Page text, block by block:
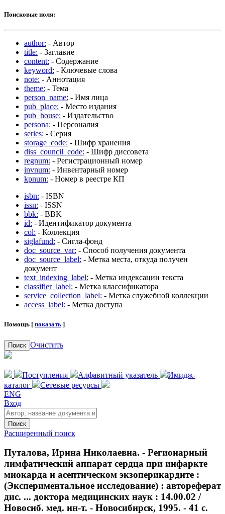
Поисковые поля:
author: - Автор
title: - Заглавие
content: - Содержание
keyword: - Ключевые слова
note: - Аннотация
theme: - Тема
person_name: - Имя лица
pub_place: - Место издания
pub_house: - Издательство
persona: - Персоналия
series: - Серия
storage_code: - Шифр хранения
diss_council_code: - Шифр диссовета
regnum: - Регистрационный номер
invnum: - Инвентарный номер
kpnum: - Номер в реестре КП
isbn: - ISBN
issn: - ISSN
bbk: - BBK
id: - Идентификатор документа
col: - Коллекция
siglafund: - Сигла-фонд
doc_source_var: - Способ получения документа
doc_source_label: - Метка места, откуда получен
документ
text_indexing_label: - Метка индексации текста
classifier_label: - Метка классификатора
service_collection_label: - Метка служебной коллекции
access_label: - Метка доступа
Помощь [ показать ]
Поиск Очистить
Поступления Алфавитный указатель
Имидж-
каталог
Сетевые ресурсы
ENG
Вход
Поиск
Расширенный поиск
Путалова, Ирина Николаевна. - Регионарный
лимфатический аппарат сердца при инфаркте
миокарда и асептическом экзоперикардите :
(Экспериментальное исследование) : автореферат
дис. ... доктора медицинских наук : 14.00.02 /
Новосиб. мед. ин-т. - Новосибирск, 1995. - 41 с.